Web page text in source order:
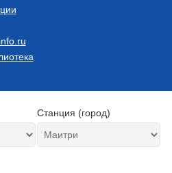
Станция (город)